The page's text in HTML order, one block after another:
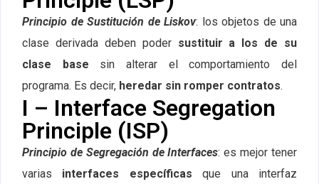
Principio de Sustitución de Liskov: los objetos de una
clase derivada deben poder sustituir a los de su
clase base sin alterar el comportamiento del
programa. Es decir, heredar sin romper contratos.
I – Interface Segregation
Principle (ISP)
Principio de Segregación de Interfaces: es mejor tener
varias interfaces específicas que una interfaz